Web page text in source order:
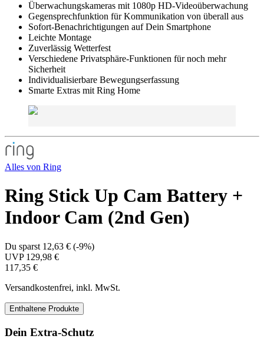
Überwachungskameras mit 1080p HD-Videoüberwachung
Gegensprechfunktion für Kommunikation von überall aus
Sofort-Benachrichtigungen auf Dein Smartphone
Leichte Montage
Zuverlässig Wetterfest
Verschiedene Privatsphäre-Funktionen für noch mehr
Sicherheit
Individualisierbare Bewegungserfassung
Smarte Extras mit Ring Home
Alles von Ring
Ring Stick Up Cam Battery +
Indoor Cam (2nd Gen)
Du sparst 12,63 € (-9%)
UVP 129,98 €
117,35 €
Versandkostenfrei, inkl. MwSt.
Enthaltene Produkte
Dein Extra-Schutz